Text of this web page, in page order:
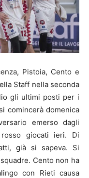
Pistoia, Cento e
Staff nella seconda
gli ultimi posti per i
comincerà domenica
emerso dagli
giocati ieri. Di
già si sapeva. Si
Cento non ha
con Rieti causa